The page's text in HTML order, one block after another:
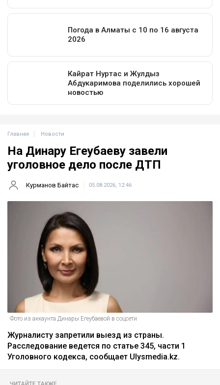
Главная Новости
На Динару Егеубаеву завели
уголовное дело после ДТП
Курманов Байтас 05.08.2026, 12:46
Фото из аккаунта Динары Егеубаевой в соцсети
Журналисту запретили выезд из страны.
Расследование ведется по статье 345, части 1
Уголовного кодекса, сообщает Ulysmedia.kz.